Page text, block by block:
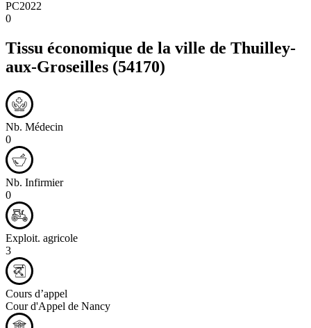
PC2022
0
Tissu économique de la ville de Thuilley-
aux-Groseilles (54170)
Nb. Médecin
0
Nb. Infirmier
0
Exploit. agricole
3
Cours d’appel
Cour d'Appel de Nancy